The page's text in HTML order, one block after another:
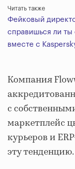
Читать также
Фейковый
справишься ли ты
вместе с
Компания
с
маркетплейс
курьеров и
эту тенденцию.